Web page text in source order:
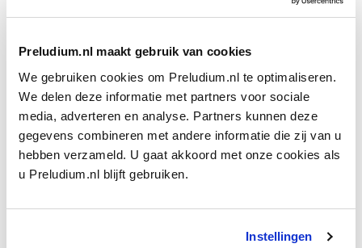
Preludium.nl maakt gebruik van cookies
We gebruiken cookies om Preludium.nl te optimaliseren.
We delen deze informatie met partners voor sociale
media, adverteren en analyse. Partners kunnen deze
gegevens combineren met andere informatie die zij van u
hebben verzameld. U gaat akkoord met onze cookies als
u Preludium.nl blijft gebruiken.
Instellingen